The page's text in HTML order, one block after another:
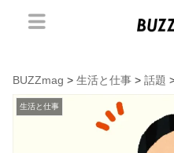
BUZZmag > 生活と仕事 > 話題
生活と仕事